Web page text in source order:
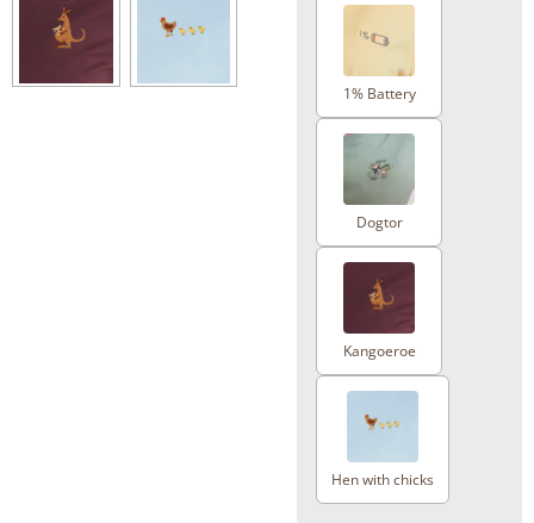
1% Battery
Dogtor
Kangoeroe
Hen with chicks